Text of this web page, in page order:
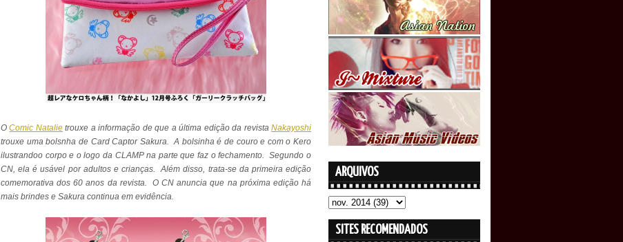
OComic Natalietrouxe a informação de que a última edição da revistaNakayoshi
trouxe uma bolsnha de Card Captor Sakura. A bolsinha é de couro e com o Kero
ilustrandoo corpo e o logo da CLAMP na parte que faz o fechamento. Segundo o
CN, ela é usável por adultos e crianças. Além disso, trata-se da primeira edição
comemorativa dos 60 anos da revista. O CN anuncia que na próxima edição há
mais brindes e Sakura continua em evidência.
ARQUIVOS
SITES RECOMENDADOS